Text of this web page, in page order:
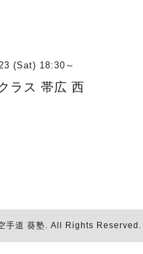
(Sat) 18:30～
ラス 帯広 西
手道 葵塾. All Rights Reserved.